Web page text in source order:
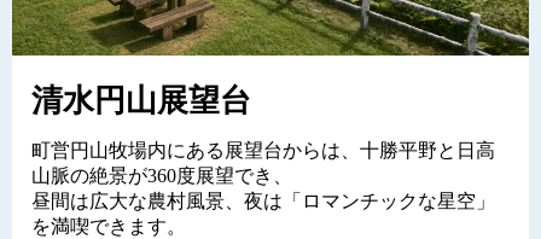
清水円山展望台
町営円山牧場内にある展望台からは、十勝平野と日高
山脈の絶景が360度展望でき、
昼間は広大な農村風景、夜は「ロマンチックな星空」
を満喫できます。